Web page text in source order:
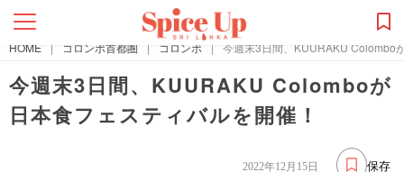
HOME | コロンボ首都圏 | コロンボ | 今週末3日間、KUURAKU Colombo
今週末3日間、KUURAKU Colomboが
日本食フェスティバルを開催！
保存
2022年12月15日